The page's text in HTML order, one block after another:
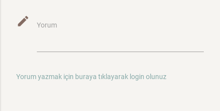
mode_edit Yorum
Yorum yazmak için buraya tıklayarak login olunuz